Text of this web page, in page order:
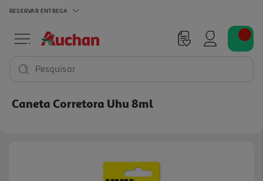
RESERVAR ENTREGA
Pesquisar
Caneta Corretora Uhu 8ml